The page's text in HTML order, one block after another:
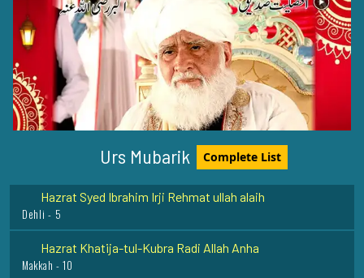
Urs Mubarik Complete List
Hazrat Khawaja Muhammad Qasim Mohrvi Razi Allah
Anhu
Mohra Sharif - 13
Hazrat Baba Syed Lal Shah Qalandar Rehmat Ullah Alaih
Surasi - Murree - 2
Hazrat Syed Ibrahim Irji Rehmat ullah alaih
Dehli - 5
Hazrat Khatija-tul-Kubra Radi Allah Anha
Makkah - 10